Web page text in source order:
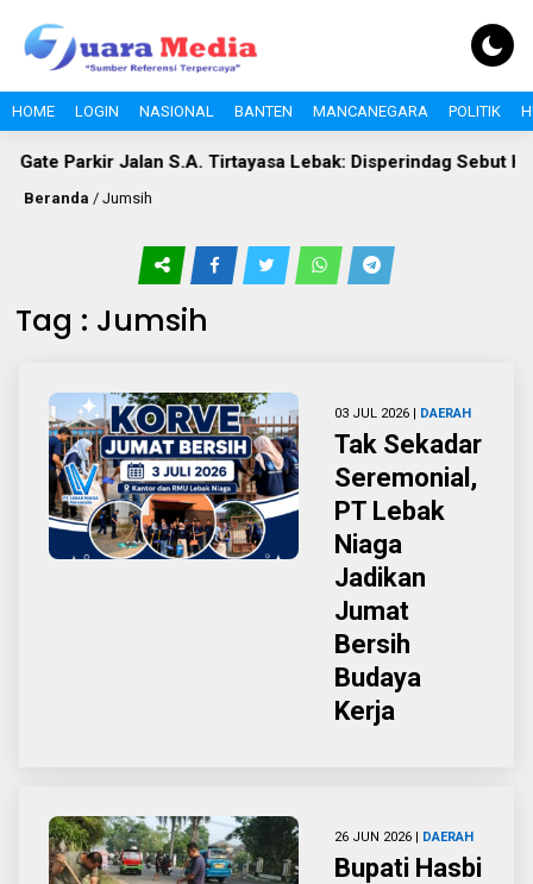
HOME LOGIN NASIONAL BANTEN MANCANEGARA POLITIK
Parkir Jalan S.A. Tirtayasa Lebak: Disperindag Sebut Kini
Beranda / Jumsih
Tag : Jumsih
03 JUL 2026 | DAERAH
Tak Sekadar
Seremonial,
PT Lebak
Niaga
Jadikan
Jumat
Bersih
Budaya
Kerja
26 JUN 2026 | DAERAH
Bupati Hasbi